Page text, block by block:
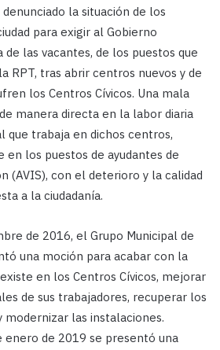
denunciado la situación de los
para exigir al Gobierno
las vacantes, de los puestos que
RPT, tras abrir centros nuevos y de
los Centros Cívicos. Una mala
manera directa en la labor diaria
que trabaja en dichos centros,
en los puestos de ayudantes de
(AVIS), con el deterioro y la calidad
a la ciudadanía.
de 2016, el Grupo Municipal de
una moción para acabar con la
en los Centros Cívicos, mejorar
de sus trabajadores, recuperar los
modernizar las instalaciones.
enero de 2019 se presentó una